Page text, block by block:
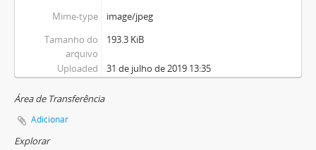
Mime-type
image/jpeg
Tamanho do
arquivo
193.3 KiB
Uploaded 31 de julho de 2019 13:35
Área de Transferência
Adicionar
Explorar